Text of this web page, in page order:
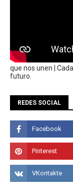
que nos unen |
futuro.
REDES SOCIAL